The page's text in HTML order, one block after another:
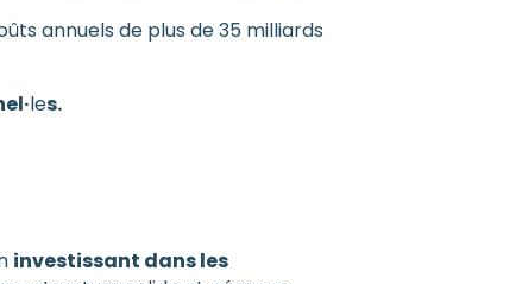
annuels de plus de 35 milliards
les.
investissant dans les